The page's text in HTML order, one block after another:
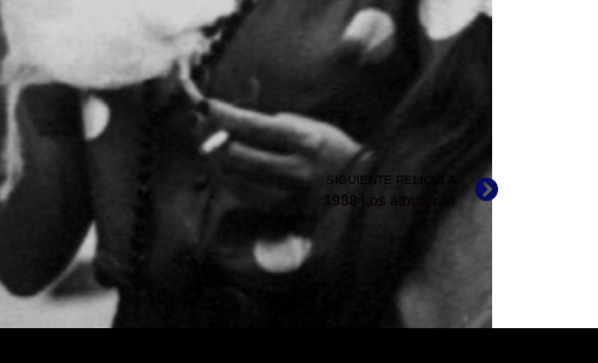
SIGUIENTE PELÍCULA
1988 Los albureros